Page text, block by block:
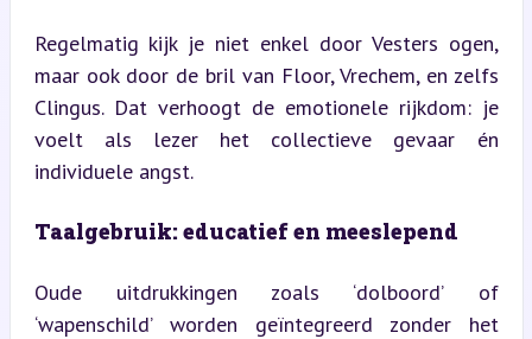
Regelmatig kijk je niet enkel door Vesters ogen,
maar ook door de bril van Floor, Vrechem, en zelfs
Clingus. Dat verhoogt de emotionele rijkdom: je
voelt als lezer het collectieve gevaar én
individuele angst.
Taalgebruik: educatief en meeslepend
Oude uitdrukkingen zoals ‘dolboord’ of
‘wapenschild’ worden geïntegreerd zonder het